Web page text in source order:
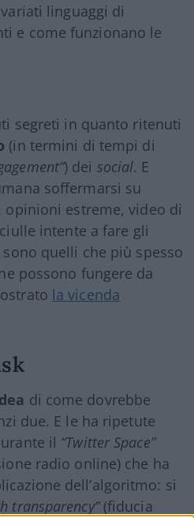
linguaggi di
e come funzionano le
segreti in quanto ritenuti
(in termini di tempi di
) dei social. E
soffermarsi su
opinioni estreme, video di
intente a fare gli
quelli che più spesso
possono fungere da
la vicenda
di come dovrebbe
due. E le ha ripetute
il “Twitter Space”
radio online) che ha
dell’algoritmo: si
transparency”(fiducia